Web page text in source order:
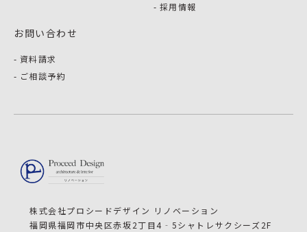
採用情報
お問い合わせ
資料請求
ご相談予約
株式会社プロシードデザイン リノベーション
福岡県福岡市中央区赤坂2丁目4‐5シャトレサクシーズ2F